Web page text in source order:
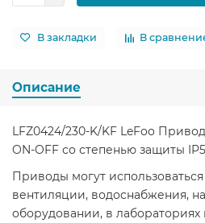
В закладки В
Описание
LFZ0424/230-K/KF LeFoo
ON-OFF со степенью защиты
Приводы могут
вентиляции, водоснабжения,
оборудовании, в лабораториях